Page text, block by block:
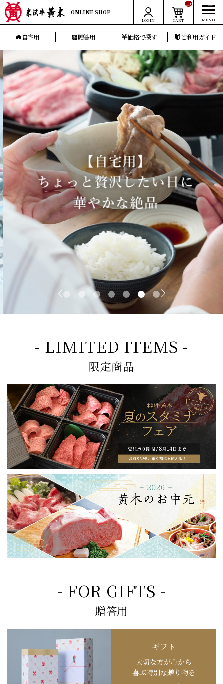
ONLINE SHOP
LOGIN CART
__ITM_CNT__
自宅用 贈答用 価格で探す ご利用ガイド
- LIMITED ITEMS -
限定商品
- FOR GIFTS -
贈答用
ギフト
大切な方が心から
喜ぶ特別な贈り物を